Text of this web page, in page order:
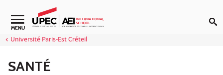
Aller au contenu
Navigation secondaire
MENU
Université Paris-Est Créteil
SANTÉ